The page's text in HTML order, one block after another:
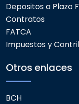
Depositos a Plazo
Contratos
FATCA
Impuestos y
Otros enlaces
BCH